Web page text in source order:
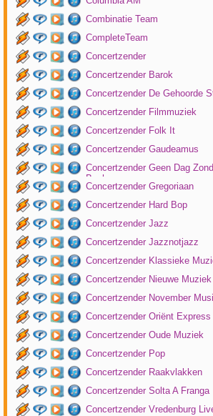
Combinatie Team
CompleteTeam
Concertzender
Concertzender Barok
Concertzender De Gehoorde
Concertzender Filmmuziek
Concertzender Folk It
Concertzender Gaudeamus
Concertzender Geen Dag
Bach
Concertzender Gregoriaan
Concertzender Hard Bop
Concertzender Jazz
Concertzender Jazznotjazz
Concertzender Klassieke
Concertzender Nieuwe Muziek
Concertzender November
Concertzender Oriënt Express
Concertzender Oude Muziek
Concertzender Pop
Concertzender Raakvlakken
Concertzender Solta A Franga
Concertzender Vredenburg